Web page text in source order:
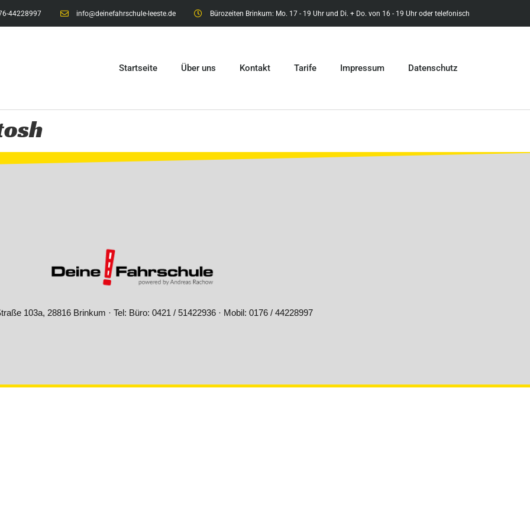
44228997 info@deinefahrschule-leeste.de Bürozeiten Brinkum: Mo. 17 - 19 Uhr und Di. + Do. von 16 - 19 Uhr oder telefonisch
Startseite Über uns Kontakt Tarife Impressum Datenschutz
103a, 28816 Brinkum · Tel: Büro: 0421 / 51422936 · Mobil: 0176 / 44228997